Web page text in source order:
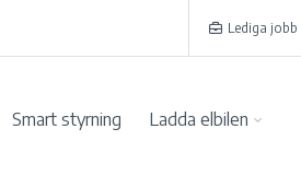
Lediga jobb
Smart styrning Ladda elbilen